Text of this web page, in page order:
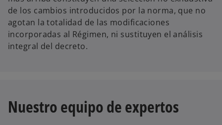
de los cambios introducidos por la norma, que no
agotan la totalidad de las modificaciones
incorporadas al Régimen, ni sustituyen el análisis
integral del decreto.
Nuestro equipo de expertos